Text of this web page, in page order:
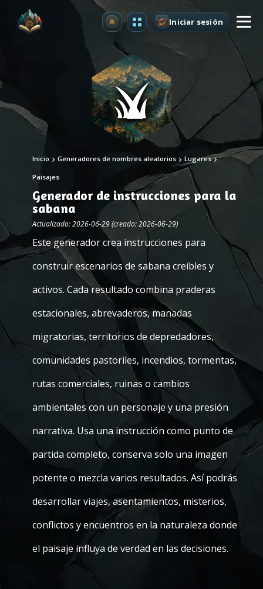
Mejorar Iniciar sesión
Inicio Generadores de nombres aleatorios Lugares
Paisajes
Generador de instrucciones para la
sabana
Actualizado: 2026-06-29 (creado: 2026-06-29)
Este generador crea instrucciones para
construir escenarios de sabana creíbles y
activos. Cada resultado combina praderas
estacionales, abrevaderos, manadas
migratorias, territorios de depredadores,
comunidades pastoriles, incendios, tormentas,
rutas comerciales, ruinas o cambios
ambientales con un personaje y una presión
narrativa. Usa una instrucción como punto de
partida completo, conserva solo una imagen
potente o mezcla varios resultados. Así podrás
desarrollar viajes, asentamientos, misterios,
conflictos y encuentros en la naturaleza donde
el paisaje influya de verdad en las decisiones.